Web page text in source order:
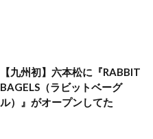
【九州初】六本松に『RABBIT
BAGELS（ラビットベーグ
ル）』がオープンしてた